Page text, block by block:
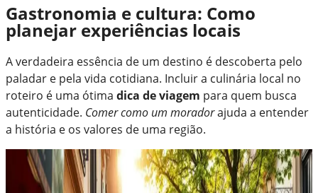
Gastronomia e cultura: Como
planejar experiências locais
A verdadeira essência de um destino é descoberta pelo
paladar e pela vida cotidiana. Incluir a culinária local no
roteiro é uma ótima dica de viagem para quem busca
autenticidade. Comer como um moradorajuda a entender
a história e os valores de uma região.